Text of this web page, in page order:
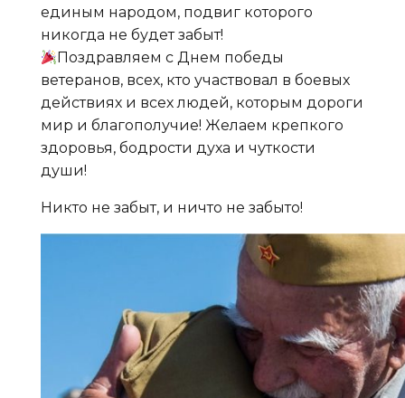
единым народом, подвиг которого
никогда не будет забыт!
Поздравляем с Днем победы
ветеранов, всех, кто участвовал в боевых
действиях и всех людей, которым дороги
мир и благополучие! Желаем крепкого
здоровья, бодрости духа и чуткости
души!
Никто не забыт, и ничто не забыто!